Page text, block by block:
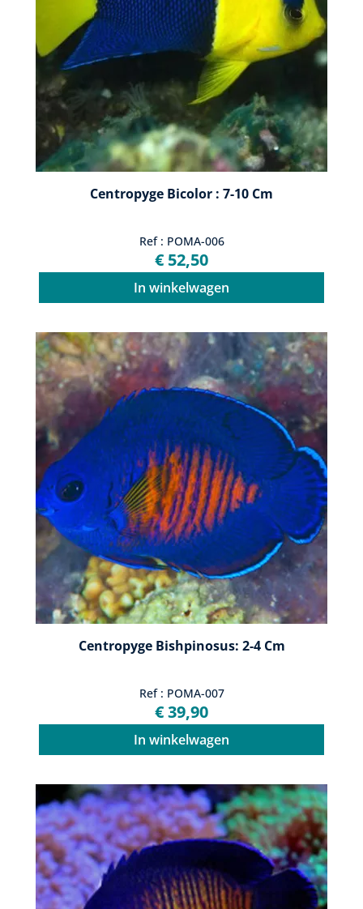
Centropyge Bicolor : 7-10 Cm
Ref : POMA-006
€ 52,50
In winkelwagen
Centropyge Bishpinosus: 2-4 Cm
Ref : POMA-007
€ 39,90
In winkelwagen